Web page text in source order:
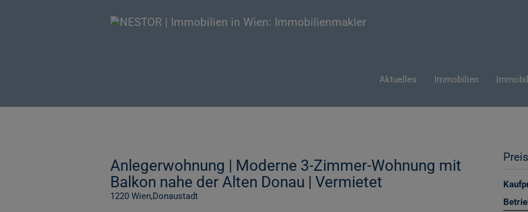
Aktuelles Immobilien
Anlegerwohnung | Moderne 3-Zimmer-Wohnung mit
Balkon nahe der Alten Donau | Vermietet
1220 Wien,Donaustadt